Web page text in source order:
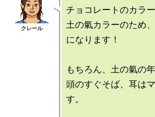
チョコレートのカラ
土の氣カラーのため
になります！
もちろん、土の氣の
頭のすぐそば、耳は
す。